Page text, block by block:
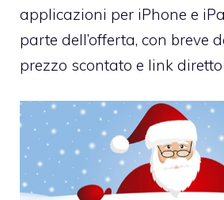
applicazioni per iPhone e
parte dell’offerta, con breve
prezzo scontato e link diretto